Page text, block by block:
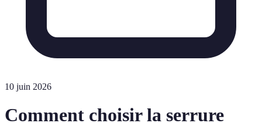
10 juin 2026
Comment choisir la serrure